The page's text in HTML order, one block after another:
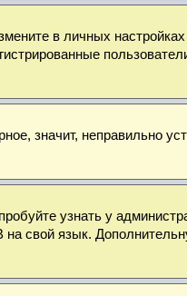
в личных настройках
значит, неправильно
узнать у
на свой язык.